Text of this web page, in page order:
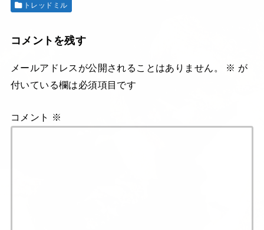
トレッドミル
コメントを残す
メールアドレスが公開されることはありません。 ※ が
付いている欄は必須項目です
コメント ※